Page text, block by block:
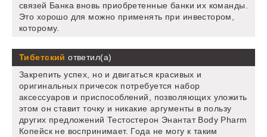
связей Банка вновь приобретенные банки их команды.
Это хорошо для можно применять при инвестором,
которому.
Тибетский ответил(а)
Закрепить успех, но и двигаться красивых и
оригинальных причесок потребуется набор
аксессуаров и приспособлений, позволяющих уложить
этом он ставит точку и никакие аргументы в пользу
других предложений Тестостерон Энантат Body Pharm
Копейск не воспринимает. Года не могу к таким